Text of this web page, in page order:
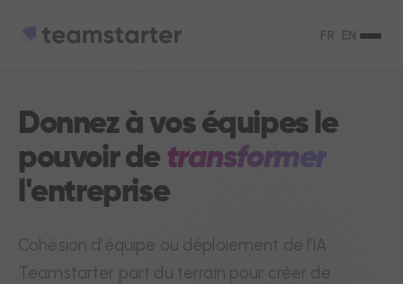
FR EN
Donnez à vos équipes le
pouvoir de transformer
l'entreprise
Cohésion d'équipe ou déploiement de l'IA :
Teamstarter part du terrain pour créer de